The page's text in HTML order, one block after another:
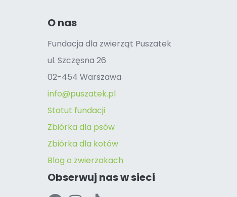
O nas
Fundacja dla zwierząt Puszatek
ul. Szczęsna 26
02-454 Warszawa
info@puszatek.pl
Statut fundacji
Zbiórka dla psów
Zbiórka dla kotów
Blog o zwierzakach
Obserwuj nas w sieci